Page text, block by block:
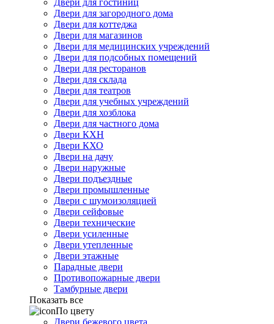
Двери для гостиниц
Двери для загородного дома
Двери для коттеджа
Двери для магазинов
Двери для медицинских учреждений
Двери для подсобных помещений
Двери для ресторанов
Двери для склада
Двери для театров
Двери для учебных учреждений
Двери для хозблока
Двери для частного дома
Двери КХН
Двери КХО
Двери на дачу
Двери наружные
Двери подъездные
Двери промышленные
Двери с шумоизоляцией
Двери сейфовые
Двери технические
Двери усиленные
Двери утепленные
Двери этажные
Парадные двери
Противопожарные двери
Тамбурные двери
Показать все
По цвету
Двери бежевого цвета